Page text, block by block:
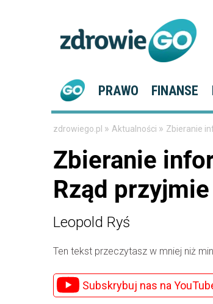
PRAWO FINANSE
zdrowiego.pl » Aktualności » Zbieranie
Zbieranie
Rząd
Leopold Ryś
Ten tekst przeczytasz w mniej niż
Subskrybuj nas na